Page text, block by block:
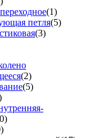
(1)
петля(5)
(3)
(2)
(5)